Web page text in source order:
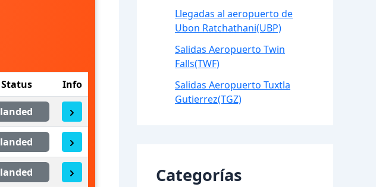
Status
Info
landed
landed
landed
Llegadas al aeropuerto de
Ubon Ratchathani(UBP)
Salidas Aeropuerto Twin
Falls(TWF)
Salidas Aeropuerto Tuxtla
Gutierrez(TGZ)
Categorías